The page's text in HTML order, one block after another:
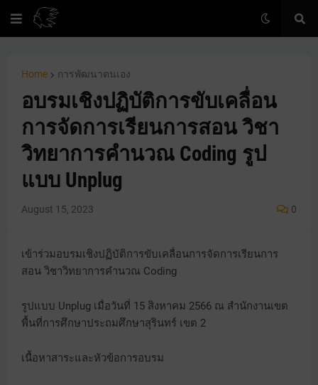
Home การพัฒนาตนเอง
อบรมเชิงปฏิบัติการขับเคลื่อน
การจัดการเรียนการสอน วิชา
วิทยาการคำนวณ Coding รูป
แบบ Unplug
August 15, 2023 0
เข้าร่วมอบรมเชิงปฏิบัติการขับเคลื่อนการจัดการเรียนการ
สอน วิชาวิทยาการคำนวณ Coding
รูปแบบ Unplug เมื่อวันที่ 15 สิงหาคม 2566 ณ สำนักงานเขต
พื้นที่การศึกษาประถมศึกษาสุรินทร์ เขต 2
เนื้อหาสาระและหัวข้อการอบรม